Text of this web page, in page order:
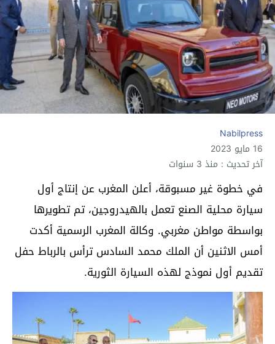
Nabilpress
16 مايو 2023
آخر تحديث : منذ 3 سنوات
في خطوة غير مسبوقة، أعلن المغرب عن إنتاج أول
سيارة محلية الصنع تعمل بالهيدروجين، تم تطويرها
بواسطة مواطن مغربي. وكالة المغرب الرسمية أكدت
أمس الاثنين أن الملك محمد السادس ترأس بالرباط حفل
تقديم أول نموذج لهذه السيارة الثورية.